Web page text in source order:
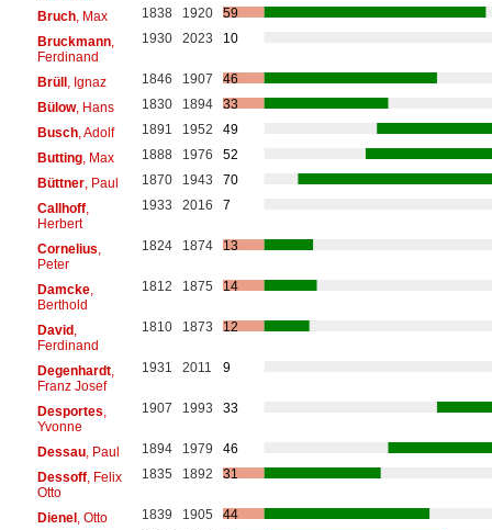
Bruch, Max 1838 1920
59
Bruckmann,
Ferdinand
1930 2023 10
Brüll, Ignaz 1846 1907
46
Bülow, Hans 1830 1894
33
Busch, Adolf 1891 1952
49
Butting, Max 1888 1976
52
Büttner, Paul 1870 1943
70
Callhoff,
Herbert
1933 2016 7
Cornelius
Peter
1824 1874 13
Damcke,
Berthold
1812 1875 14
David,
Ferdinand
1810 1873 12
Degenhardt,
Franz Josef
1931 2011 9
Desportes
Yvonne
1907 1993 33
Dessau, Paul 1894 1979
46
Dessoff, Felix
Otto
1835 1892 31
Dienel, Otto 1839 1905
44